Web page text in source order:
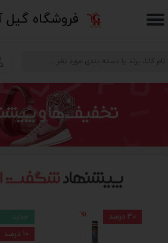
​فروشگاه گیل
حساب کاربری من
سفارشات
خروج از حساب کاربری
۳۰ درصد
جدید
۱۰ درصد